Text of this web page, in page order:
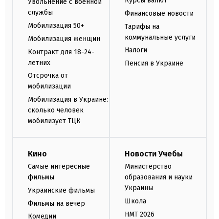
Увольнение с военной
службы
Мобилизация 50+
Мобилизация женщин
Контракт для 18-24-
летних
Отсрочка от
мобилизации
Мобилизация в Украине:
сколько человек
мобилизует ТЦК
Финансовые новости
Тарифы на
коммунальные услуги
Налоги
Пенсия в Украине
Кино
Самые интересные
фильмы
Украинские фильмы
Фильмы на вечер
Комедии
Новости Учебы
Министерство
образования и науки
Украины
Школа
НМТ 2026